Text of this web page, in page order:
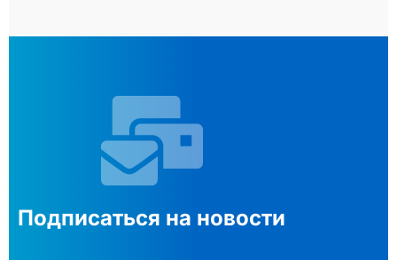
Подписаться на новости